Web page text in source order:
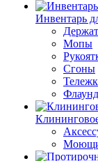
Инвентарь
Мопы
Сгоны